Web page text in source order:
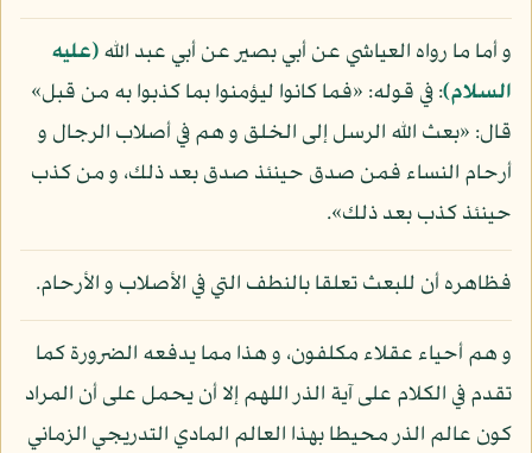
و أما ما رواه العياشي عن أبي بصير عن أبي عبد الله(عليه
السلام): في قوله: «فما كانوا ليؤمنوا بما كذبوا به من قبل»
قال: «بعث الله الرسل إلى الخلق و هم في أصلاب الرجال و
أرحام النساء فمن صدق حينئذ صدق بعد ذلك، و من كذب
حينئذ كذب بعد ذلك».
فظاهره أن للبعث تعلقا بالنطف التي في الأصلاب و الأرحام.
و هم أحياء عقلاء مكلفون، و هذا مما يدفعه الضرورة كما
تقدم في الكلام على آية الذر اللهم إلا أن يحمل على أن المراد
كون عالم الذر محيطا بهذا العالم المادي التدريجي الزماني